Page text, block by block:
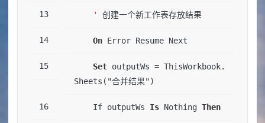
    '
创建一个新工作表存放结果
On Error Resume Next
Set outputWs = ThisWorkbook.
Sheets("合并结果")
    If outputWs
Is Nothing Then